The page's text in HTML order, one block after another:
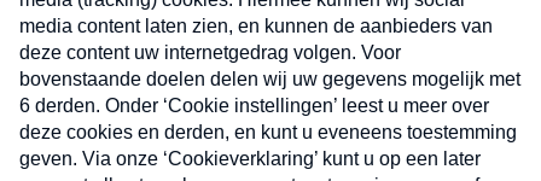
Nieuwsbrief
Neem hier een gratis abonnement op onze